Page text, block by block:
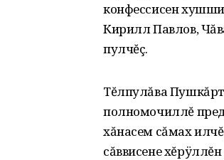
конфессисен
Кирилл Павлов,
пулчĕç.
Тĕлпулăва
полномочиллĕ
хăнасем сăмах
сăввисене